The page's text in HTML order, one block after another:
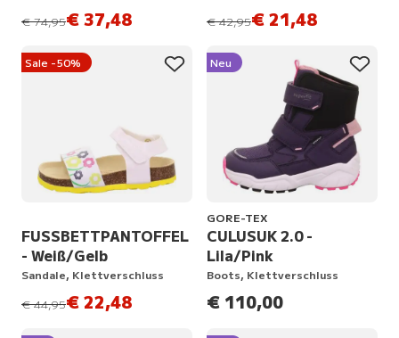
statt
€ 74,95€ 37,48
statt
€ 42,95€ 21,48
Sale -50%
FUSSBETTPANTOFFEL
- Weiß/Gelb
Sandale, Klettverschluss
statt
€ 44,95€ 22,48
Neu
GORE-TEX
CULUSUK 2.0 -
Lila/Pink
Boots, Klettverschluss
€ 110,00